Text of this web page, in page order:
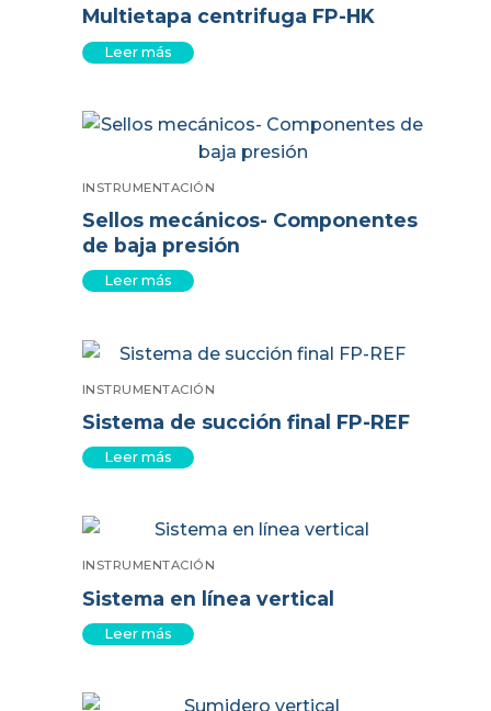
Multietapa centrifuga FP-HK
Leer más
INSTRUMENTACIÓN
Sellos mecánicos- Componentes
de baja presión
Leer más
INSTRUMENTACIÓN
Sistema de succión final FP-REF
Leer más
INSTRUMENTACIÓN
Sistema en línea vertical
Leer más